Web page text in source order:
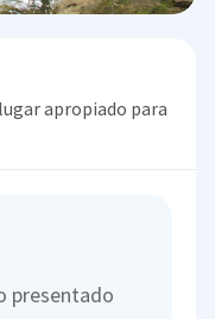
apropiado para
presentado